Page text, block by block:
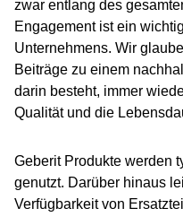
zwar entlang des
Engagement ist ein
Unternehmens. Wir
Beiträge zu einem
darin besteht, immer
Qualität und die
Geberit Produkte werden
genutzt. Darüber hinaus
Verfügbarkeit von